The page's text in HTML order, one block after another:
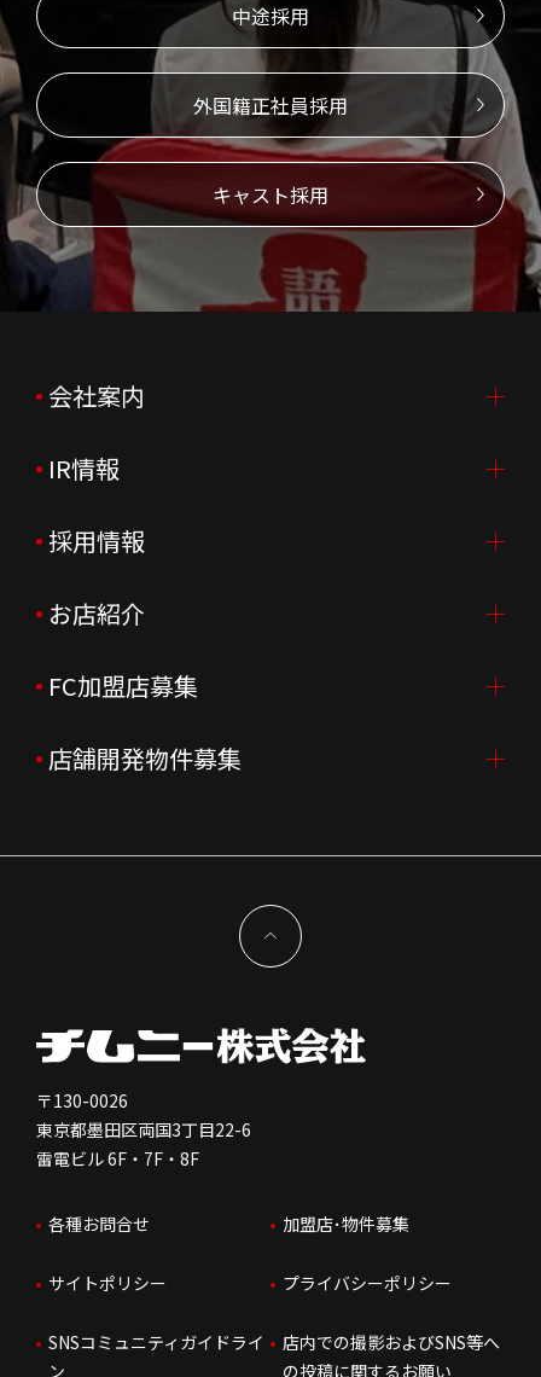
中途採用
外国籍正社員採用
キャスト採用
会社案内
会社案内TOP
ご挨拶
会社概要
会社沿革
企業理念
新型コロナウイルス対応
IR情報
IR情報TOP
ニュースリリース
月次売上
決算資料
コーポレートガバナンス
免責事項
株価情報
IRお問合せ
採用情報
採用情報TOP
新卒採用
中途採用
会社を知る
人を知る
はたらく環境
人財育成
サステナビリティ
お店紹介
店舗を探す・予約する
よくあるご質問
FC加盟店募集
FC加盟店募集TOP
独立支援について
FC加盟店お問合せ
店舗開発物件募集
〒130-0026
東京都墨田区両国3丁目22-6
雷電ビル 6F・7F・8F
各種お問合せ 加盟店･物件募集
サイトポリシー プライバシーポリシー
SNSコミュニティガイドライ
ン
店内での撮影およびSNS等へ
の投稿に関するお願い